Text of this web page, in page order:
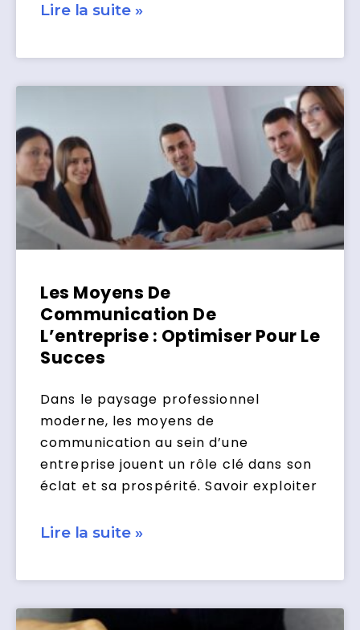
Lire la suite »
Les Moyens De
Communication De
L’entreprise : Optimiser Pour Le
Succes
Dans le paysage professionnel
moderne, les moyens de
communication au sein d’une
entreprise jouent un rôle clé dans son
éclat et sa prospérité. Savoir exploiter
Lire la suite »